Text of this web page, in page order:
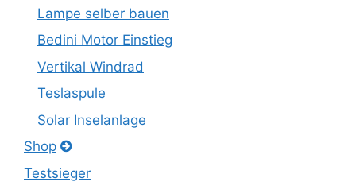
Lampe selber bauen
Bedini Motor Einstieg
Vertikal Windrad
Teslaspule
Solar Inselanlage
Shop
Testsieger